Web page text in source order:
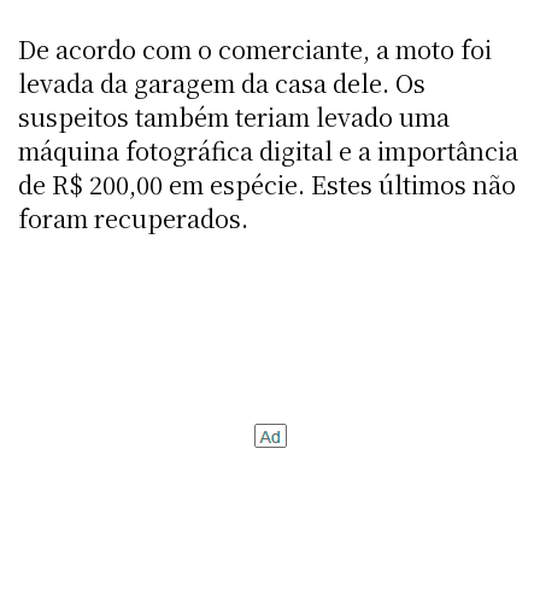
De acordo com o comerciante, a moto foi
levada da garagem da casa dele. Os
suspeitos também teriam levado uma
máquina fotográfica digital e a importância
de R$ 200,00 em espécie. Estes últimos não
foram recuperados.